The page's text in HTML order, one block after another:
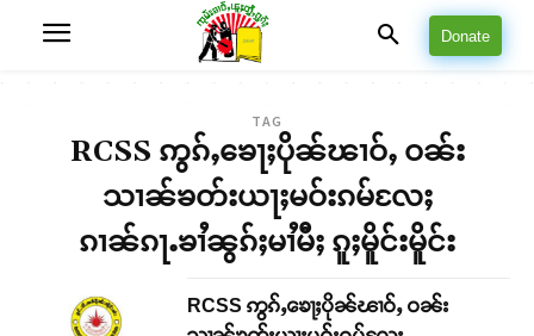
Donate
TAG
RCSS ဢွၵ်ႇၶေႃႈပိုၼ်ၽၢဝ်ႇ ဝၼ်း
သၢၼ်ၶတ်းယႃႈမဝ်းၵမ်လႄႈ
ၵၢၼ်ၵႃႉၶၢႆၼွၵ်ႈမၢႆမီႈ ၵူႈမိူင်းမိူင်း
RCSS ဢွၵ်ႇၶေႃႈပိုၼ်ၽၢဝ်ႇ ဝၼ်း